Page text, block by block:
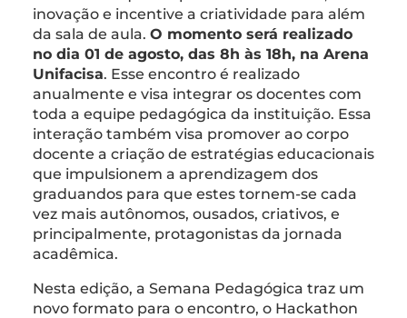
inovação e incentive a criatividade para além
da sala de aula. O momento será realizado
no dia 01 de agosto, das 8h às 18h, na Arena
Unifacisa. Esse encontro é realizado
anualmente e visa integrar os docentes com
toda a equipe pedagógica da instituição. Essa
interação também visa promover ao corpo
docente a criação de estratégias educacionais
que impulsionem a aprendizagem dos
graduandos para que estes tornem-se cada
vez mais autônomos, ousados, criativos, e
principalmente, protagonistas da jornada
acadêmica.
Nesta edição, a Semana Pedagógica traz um
novo formato para o encontro, o Hackathon